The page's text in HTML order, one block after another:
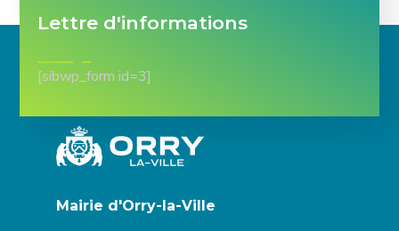
Lettre d'informations
[sibwp_form id=3]
Mairie d'Orry-la-Ville